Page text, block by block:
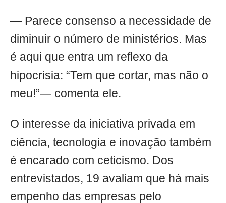
— Parece consenso a necessidade de
diminuir o número de ministérios. Mas
é aqui que entra um reflexo da
hipocrisia: “Tem que cortar, mas não o
meu!”— comenta ele.
O interesse da iniciativa privada em
ciência, tecnologia e inovação também
é encarado com ceticismo. Dos
entrevistados, 19 avaliam que há mais
empenho das empresas pelo